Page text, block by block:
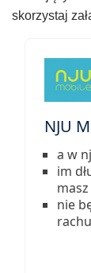
skorzystaj
NJU
a w
im
masz
nie